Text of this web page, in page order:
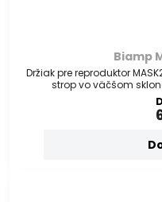
Biamp
Držiak pre reproduktor
strop vo väčšom